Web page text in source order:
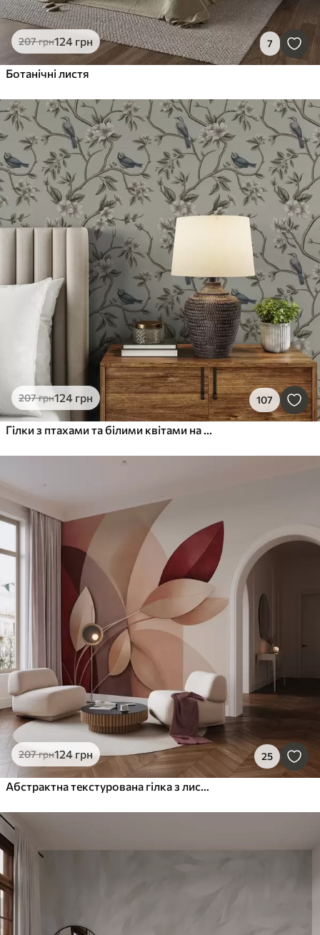
207грн124 грн 7
Ботанічні листя
207грн124 грн 107
Гілки з птахами та білими квітами на ніжному тлі
207грн124 грн 25
Абстрактна текстурована гілка з листям у відтінках коричневого, бежевого та червоного на тлі абстрактних форм